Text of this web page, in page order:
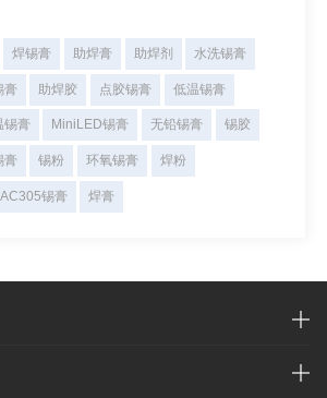
焊锡膏 助焊膏 助焊剂 水洗锡膏
膏 助焊胶 点胶锡膏 低温锡膏
锡膏 MiniLED锡膏 无铅锡膏 锡胶
膏 锡粉 环氧锡膏 焊粉
锡膏 焊膏